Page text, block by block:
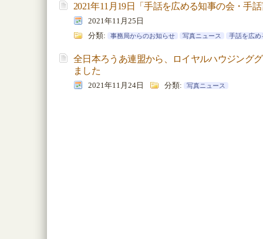
2021年11月19日「手話を広める知事の会・手
2021年11月25日
分類:
事務局からのお知らせ 写真ニュース 手話を広め
全日本ろうあ連盟から、ロイヤルハウジング
ました
2021年11月24日 分類: 写真ニュース